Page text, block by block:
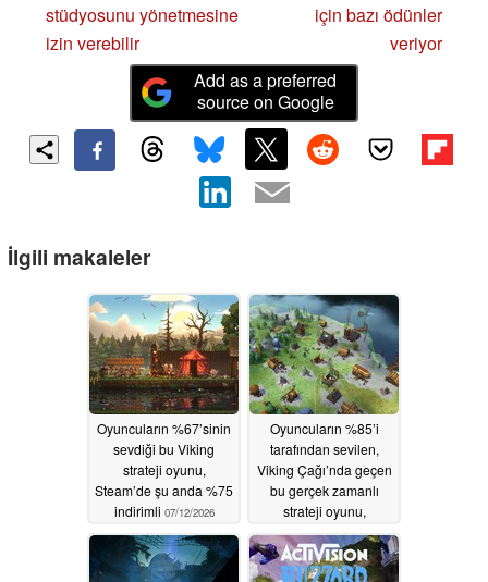
stüdyosunu yönetmesine
izin verebilir
için bazı ödünler
veriyor
Add as a preferred
source on Google
İlgili makaleler
Oyuncuların %67’sinin
sevdiği bu Viking
strateji oyunu,
Steam’de şu anda %75
indirimli 07/12/2026
Oyuncuların %85’i
tarafından sevilen,
Viking Çağı’nda geçen
bu gerçek zamanlı
strateji oyunu,
Steam’de %72 indirimli
07/11/2026